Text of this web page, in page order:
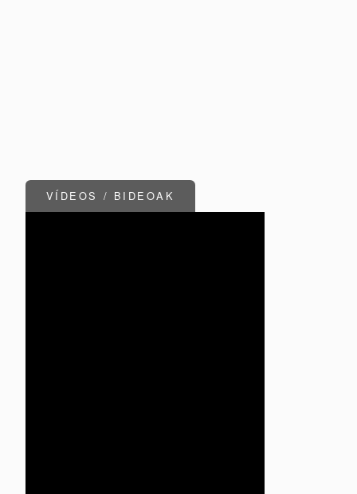
VÍDEOS / BIDEOAK